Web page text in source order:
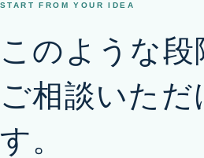
START FROM YOUR IDEA
このような段
ご相談いただ
す。